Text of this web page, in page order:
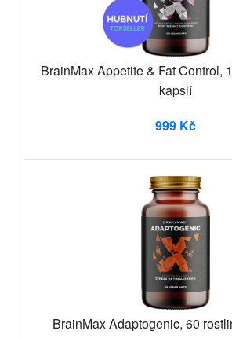
BrainMax Appetite & Fat Control,
kapslí
999 Kč
BrainMax Adaptogenic, 60